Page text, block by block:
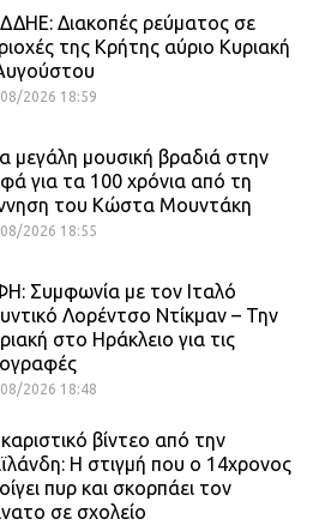
Διακοπές ρεύματος σε
της Κρήτης αύριο Κυριακή
2026 18:59
μεγάλη μουσική βραδιά στην
για τα 100 χρόνια από τη
του Κώστα Μουντάκη
2026 18:55
Συμφωνία με τον Ιταλό
Λορέντσο Ντίκμαν – Την
στο Ηράκλειο για τις
2026 18:48
βίντεο από την
Η στιγμή που ο 14χρονος
πυρ και σκορπάει τον
σε σχολείο